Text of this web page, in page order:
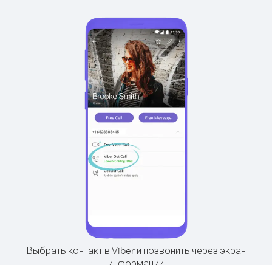
Выбрать контакт в Viber и позвонить через экран